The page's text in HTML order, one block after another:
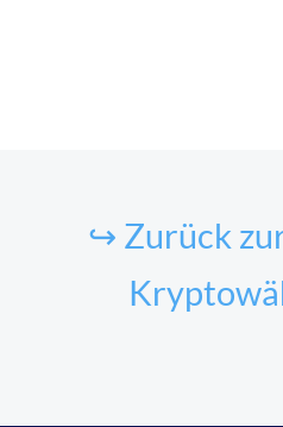
↪ Zurück